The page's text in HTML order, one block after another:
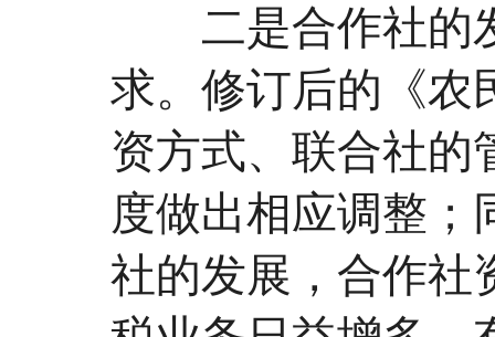
二是合作社的发
求。修订后的《农
资方式、联合社的
度做出相应调整；
社的发展，合作社